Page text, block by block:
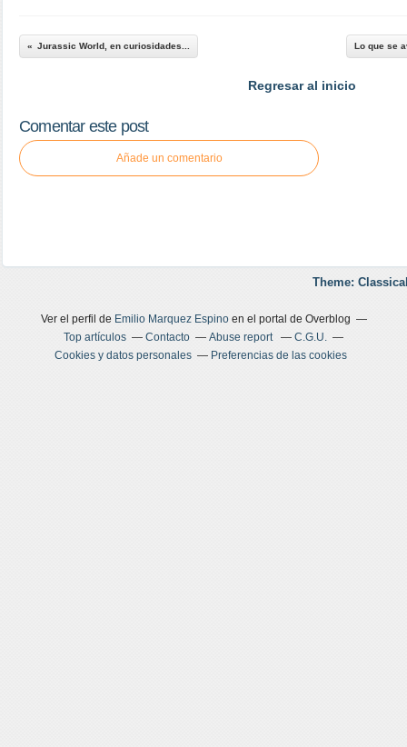
Jurassic World, en curiosidades... Lo que se
Regresar al inicio
Comentar este post
Añade un comentario
Theme:
Ver el perfil de Emilio Marquez Espinoen el portal de Overblog
Top artículos
Contacto Abuse report
C.G.U.
Cookies y datos personales
Preferencias de las cookies